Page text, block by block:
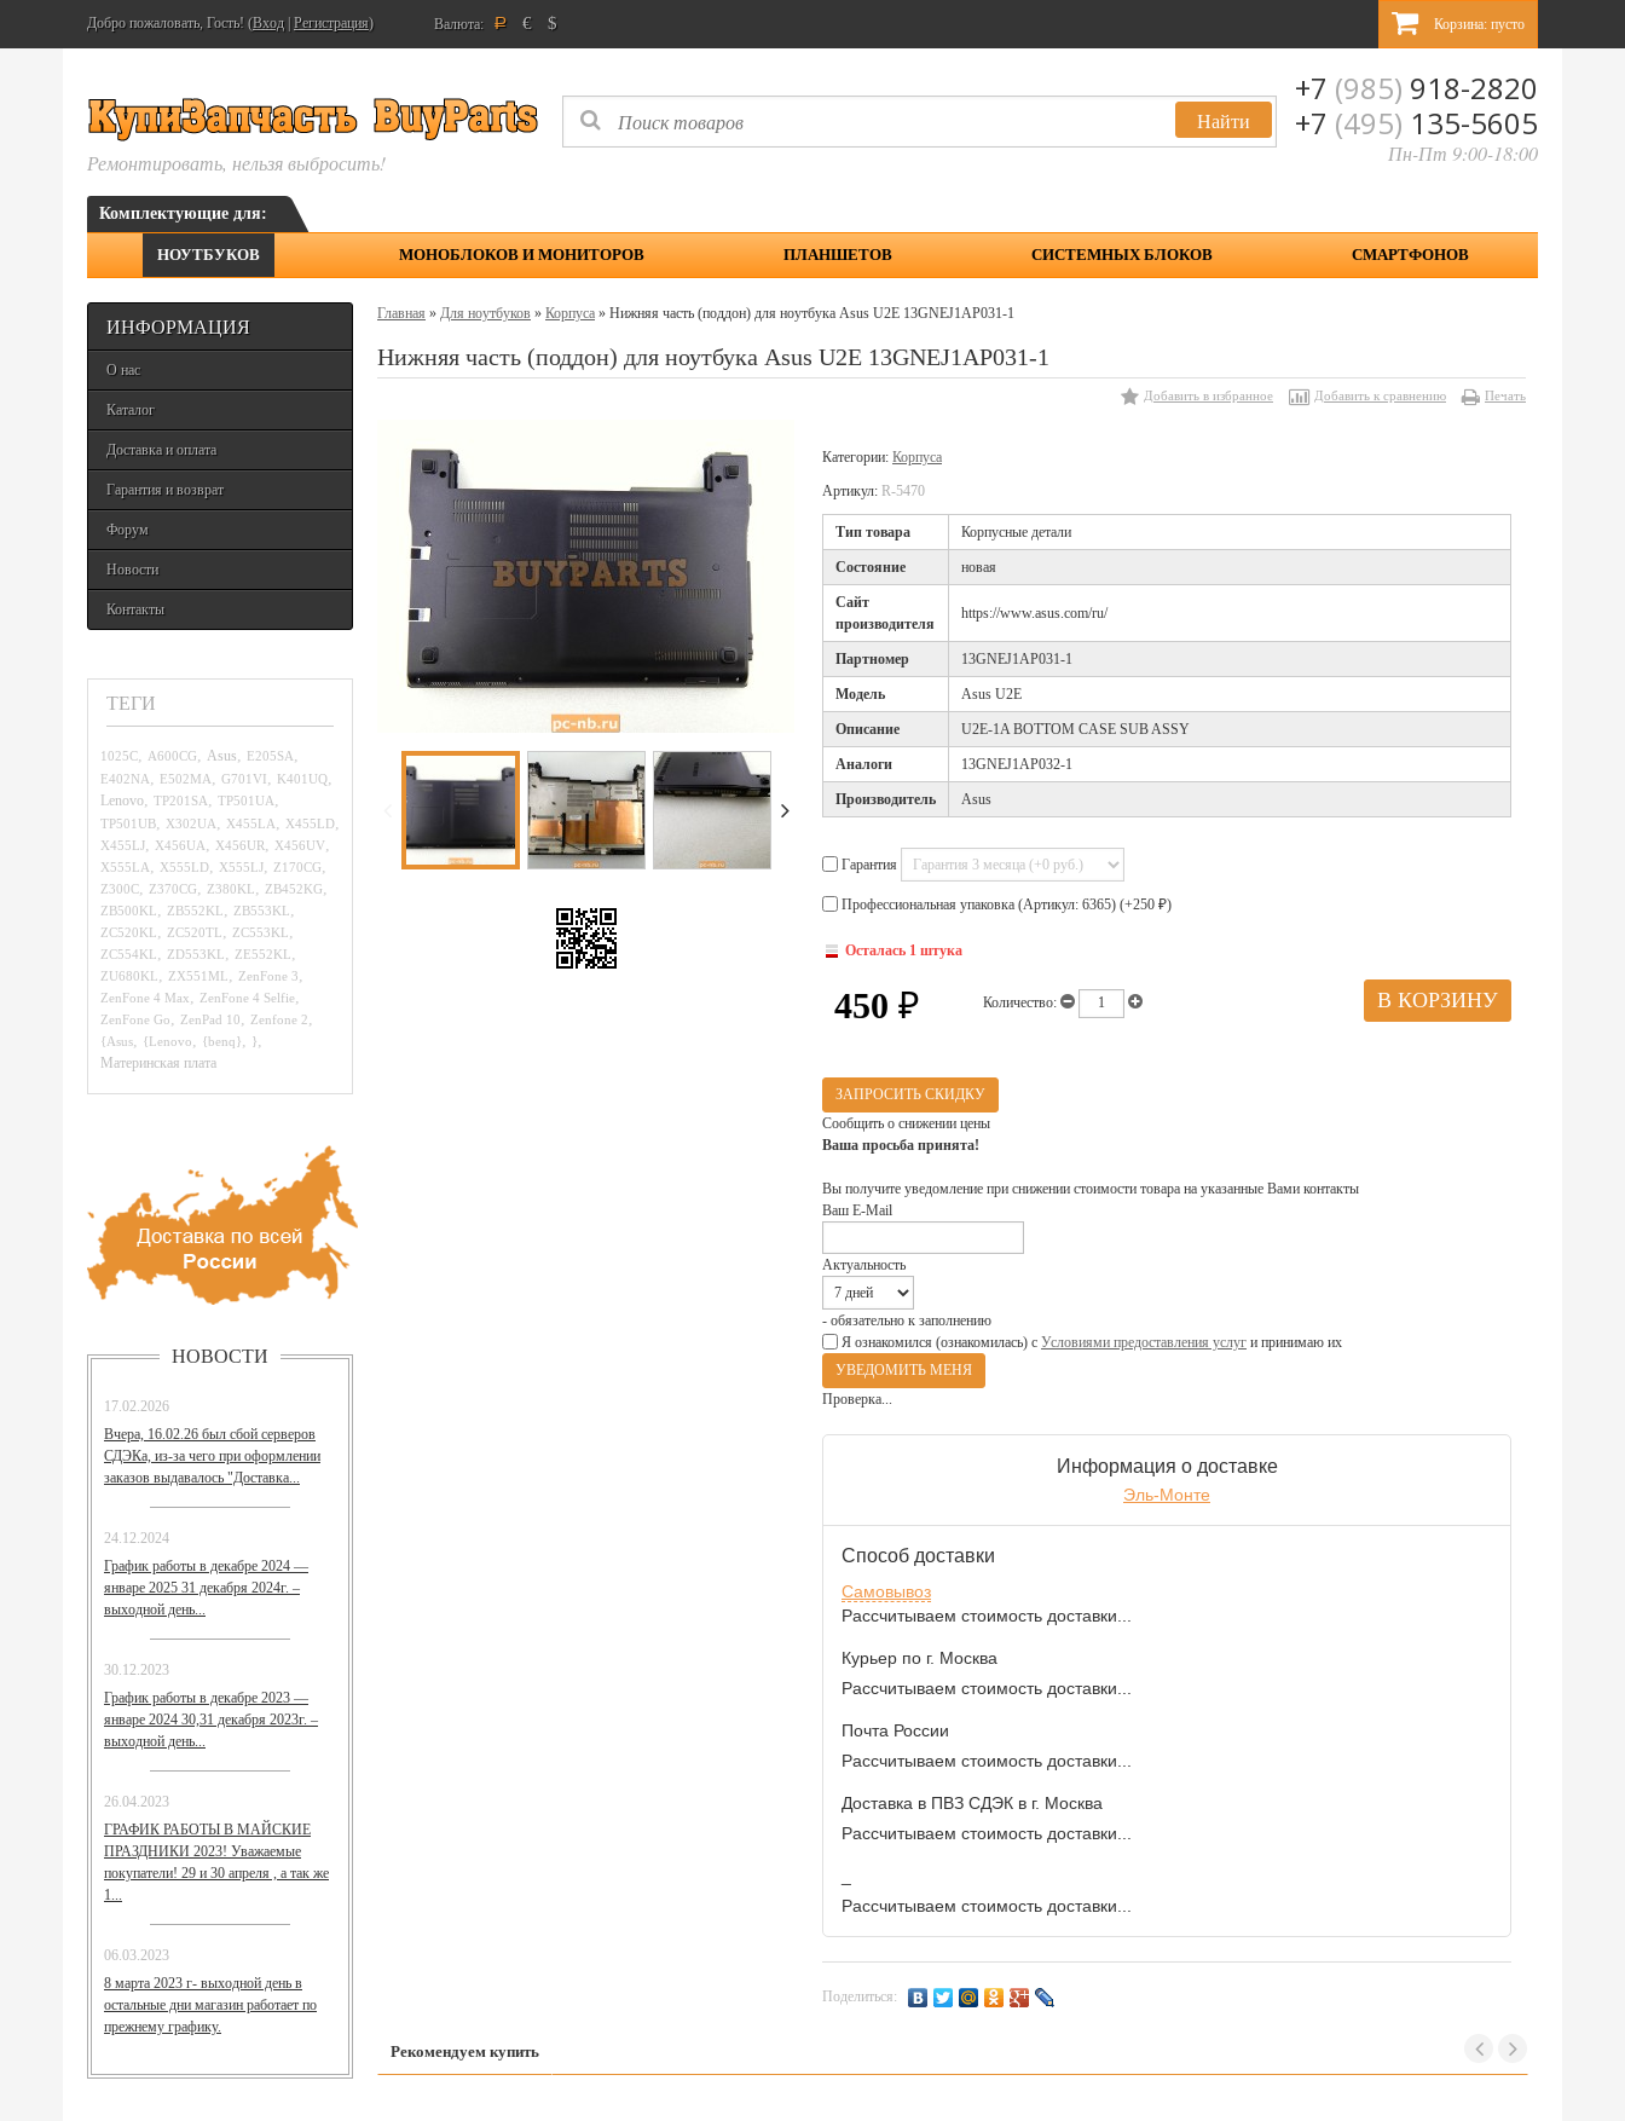
Добро пожаловать, Гость! (Вход Регистрация) Валюта: Р € $ Корзина: пусто
Ремонтировать, нельзя выбросить!
+7 (985) 918-2820
+7 (495) 135-5605
Пн-Пт 9:00-18:00
Комплектующие для:
НОУТБУКОВ МОНОБЛОКОВ И МОНИТОРОВ ПЛАНШЕТОВ СИСТЕМНЫХ БЛОКОВ СМАРТФОНОВ
ИНФОРМАЦИЯ
О нас
Каталог
Доставка и оплата
Гарантия и возврат
Форум
Новости
Контакты
ТЕГИ
1025C, A600CG, Asus, E205SA,
E402NA, E502MA, G701VI, K401UQ,
Lenovo, TP201SA, TP501UA,
TP501UB, X302UA, X455LA, X455LD,
X455LJ, X456UA, X456UR, X456UV,
X555LA, X555LD, X555LJ, Z170CG,
Z300C, Z370CG, Z380KL, ZB452KG,
ZB500KL, ZB552KL, ZB553KL,
ZC520KL, ZC520TL, ZC553KL,
ZC554KL, ZD553KL, ZE552KL,
ZU680KL, ZX551ML, ZenFone 3,
ZenFone 4 Max, ZenFone 4 Selfie,
ZenFone Go, ZenPad 10, Zenfone 2,
{Asus, {Lenovo, {benq}, },
Материнская плата
НОВОСТИ
17.02.2026
Вчера, 16.02.26 был сбой серверов
СДЭКа, из-за чего при оформлении
заказов выдавалось "Доставка...
24.12.2024
График работы в декабре 2024 —
январе 2025 31 декабря 2024г. –
выходной день...
30.12.2023
График работы в декабре 2023 —
январе 2024 30,31 декабря 2023г. –
выходной день...
26.04.2023
ГРАФИК РАБОТЫ В МАЙСКИЕ
ПРАЗДНИКИ 2023! Уважаемые
покупатели! 29 и 30 апреля , а так же
1...
06.03.2023
8 марта 2023 г- выходной день в
остальные дни магазин работает по
прежнему графику.
Главная » Для ноутбуков » Корпуса » Нижняя часть (поддон) для ноутбука Asus U2E 13GNEJ1AP031-1
Нижняя часть (поддон) для ноутбука Asus U2E 13GNEJ1AP031-1
Добавить в избранное Добавить к сравнению Печать
Категории: Корпуса
Артикул: R-5470
Тип товара Корпусные детали
Cостояние новая
Cайт
производителя
https://www.asus.com/ru/
Партномер 13GNEJ1AP031-1
Модель Asus U2E
Описание U2E-1A BOTTOM CASE SUB ASSY
Аналоги 13GNEJ1AP032-1
Производитель Asus
Гарантия
Профессиональная упаковка (Артикул: 6365) (+250 ₽)
Осталась 1 штука
450 ₽ Количество:
ЗАПРОСИТЬ СКИДКУ
Сообщить о снижении цены
Ваша просьба принята!
Вы получите уведомление при снижении стоимости товара на указанные Вами контакты
Ваш E-Mail
Актуальность
- обязательно к заполнению
Я ознакомился (ознакомилась) с Условиями предоставления услуг и принимаю их
Проверка...
Информация о доставке
Эль-Монте
Способ доставки
Самовывоз
Рассчитываем стоимость доставки...
Курьер по г. Москва
Рассчитываем стоимость доставки...
Почта России
Рассчитываем стоимость доставки...
Доставка в ПВЗ СДЭК в г. Москва
Рассчитываем стоимость доставки...
Рассчитываем стоимость доставки...
Поделиться:
Рекомендуем купить